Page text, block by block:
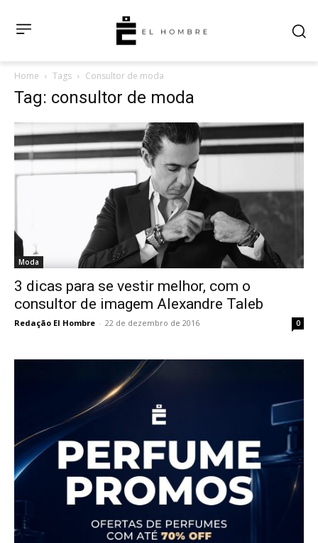
Home Tags Consultor de moda
Tag: consultor de moda
Moda
3 dicas para se vestir melhor, com o
consultor de imagem Alexandre Taleb
Redação El Hombre - 22 de dezembro de 2016 0